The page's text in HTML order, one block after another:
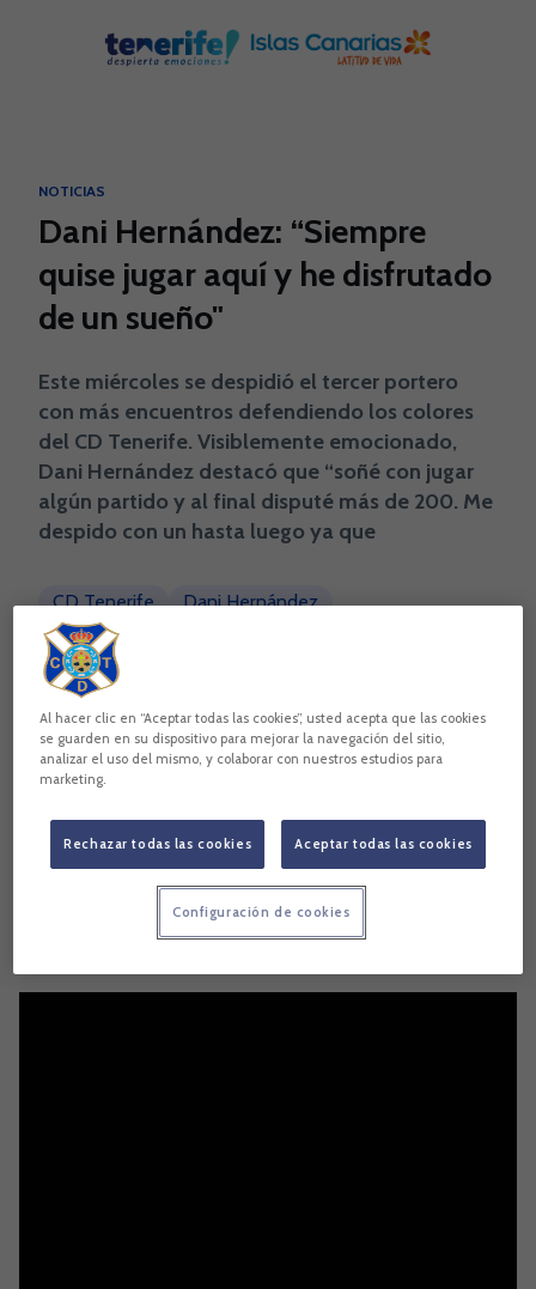
NOTICIAS
Dani Hernández: “Siempre
quise jugar aquí y he disfrutado
de un sueño"
Este miércoles se despidió el tercer portero
con más encuentros defendiendo los colores
del CD Tenerife. Visiblemente emocionado,
Dani Hernández destacó que “soñé con jugar
algún partido y al final disputé más de 200. Me
despido con un hasta luego ya que
CD Tenerife Dani Hernández
Copiar enlace
Al hacer clic en “Aceptar todas las cookies”, usted acepta que las cookies
se guarden en su dispositivo para mejorar la navegación del sitio,
analizar el uso del mismo, y colaborar con nuestros estudios para
marketing.
Rechazar todas las cookies Aceptar todas las cookies
Configuración de cookies